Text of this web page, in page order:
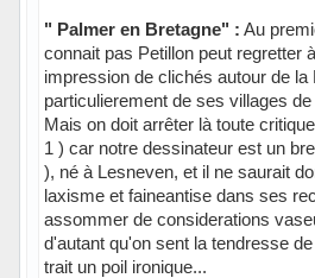
" Palmer en Bretagne" : Au
connait pas Petillon peut regretter
impression de clichés autour de la
particulierement de ses villages
Mais on doit arrêter là toute
1 ) car notre dessinateur est un
), né à Lesneven, et il ne saurait
laxisme et faineantise dans ses
assommer de considerations
d'autant qu'on sent la tendresse
trait un poil ironique...